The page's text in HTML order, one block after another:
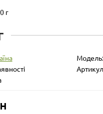
г
Модель: